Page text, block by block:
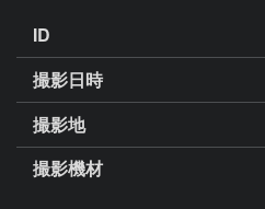
ID
撮影日時
撮影地
撮影機材